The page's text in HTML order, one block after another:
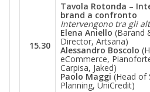
15.30
Tavola Rotonda –
brand a confronto
Intervengono tra gli
Elena Aniello (Barand
Director, Artsana)
Alessandro Boscolo
eCommerce,
Carpisa, Jaked)
Paolo Maggi (Head of
Planning, UniCredit)